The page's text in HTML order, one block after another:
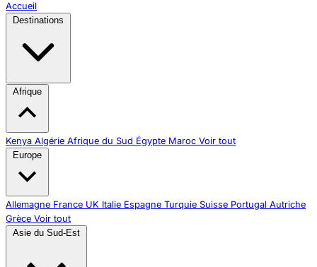
Accueil
Destinations
Afrique
Kenya Algérie Afrique du Sud Égypte Maroc Voir tout
Europe
Allemagne France UK Italie Espagne Turquie Suisse Portugal Autriche
Grèce Voir tout
Asie du Sud-Est